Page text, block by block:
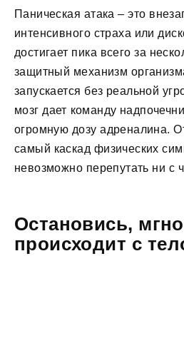
Паническая атака – это
интенсивного страха или
достигает пика всего за
защитный механизм
запускается без реальной
мозг дает команду
огромную дозу адреналина.
самый каскад физических
невозможно перепутать ни с
Остановись,
происходит с